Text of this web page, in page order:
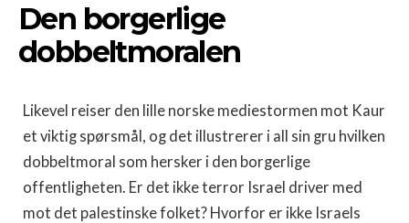
Den borgerlige
dobbeltmoralen
Likevel reiser den lille norske mediestormen mot Kaur
et viktig spørsmål, og det illustrerer i all sin gru hvilken
dobbeltmoral som hersker i den borgerlige
offentligheten. Er det ikke terror Israel driver med
mot det palestinske folket? Hvorfor er ikke Israels